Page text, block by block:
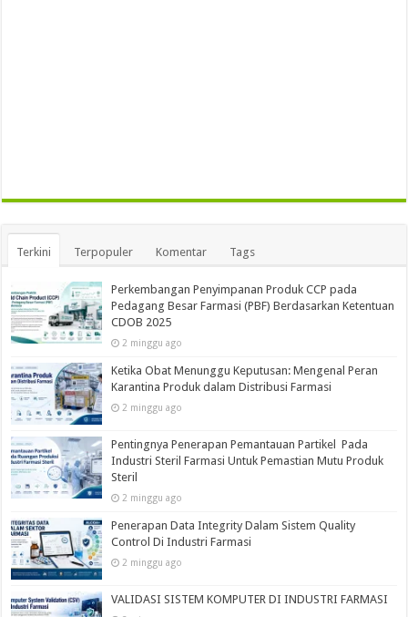
Terkini Terpopuler Komentar Tags
Perkembangan Penyimpanan Produk CCP pada
Pedagang Besar Farmasi (PBF) Berdasarkan Ketentuan
CDOB 2025
2 minggu ago
Ketika Obat Menunggu Keputusan: Mengenal Peran
Karantina Produk dalam Distribusi Farmasi
2 minggu ago
Pentingnya Penerapan Pemantauan Partikel Pada
Industri Steril Farmasi Untuk Pemastian Mutu Produk
Steril
2 minggu ago
Penerapan Data Integrity Dalam Sistem Quality
Control Di Industri Farmasi
2 minggu ago
VALIDASI SISTEM KOMPUTER DI INDUSTRI FARMASI